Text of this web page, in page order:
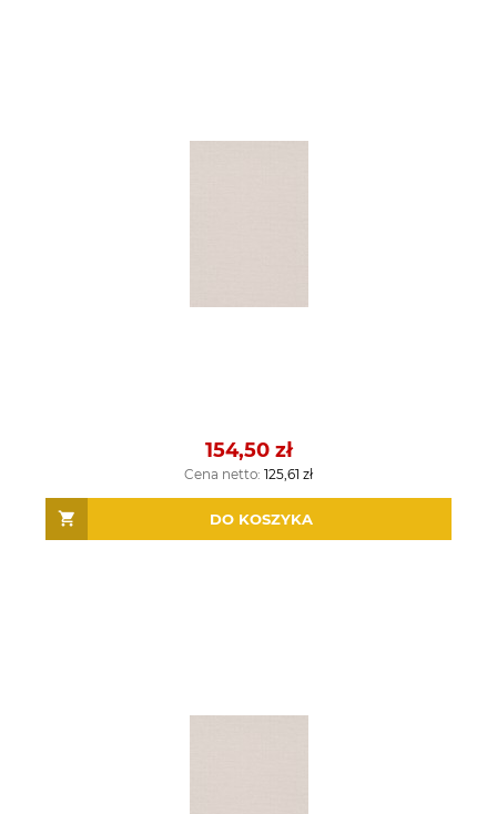
154,50 zł
Cena netto: 125,61 zł
DO KOSZYKA